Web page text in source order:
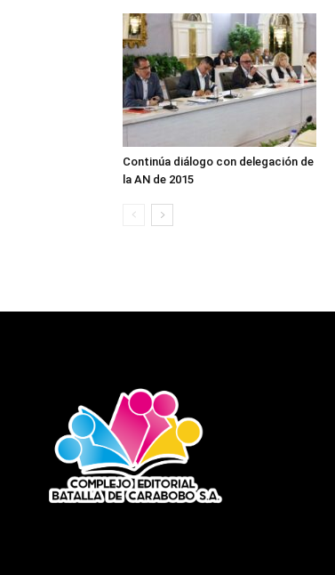
Continúa diálogo con delegación de
la AN de 2015